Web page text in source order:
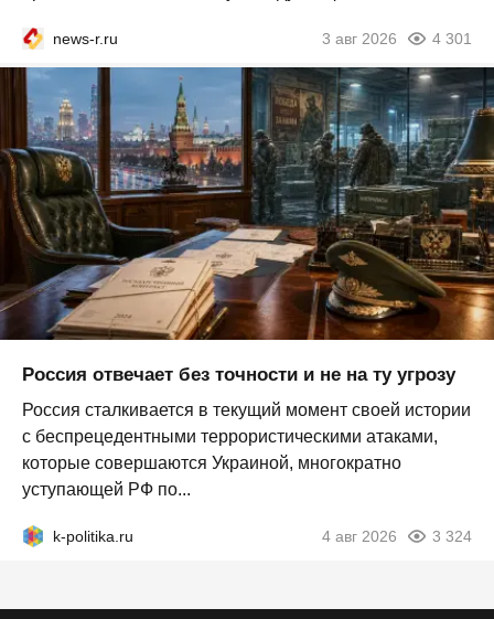
news-r.ru 3 авг 2026 4 301
Россия отвечает без точности и не на ту угрозу
Россия сталкивается в текущий момент своей истории
с беспрецедентными террористическими атаками,
которые совершаются Украиной, многократно
уступающей РФ по...
k-politika.ru 4 авг 2026 3 324